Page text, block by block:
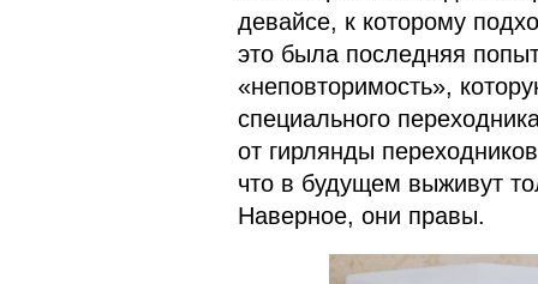
девайсе, к которому
это была последняя
«неповторимость»,
специального
от гирлянды
что в будущем выживут
Наверное, они правы.